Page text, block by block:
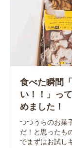
食べた瞬間
い！！」っ
めました！
つつうらのお菓
だ！と思ったも
でまずはお試し